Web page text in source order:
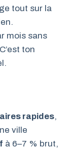
tout sur la
mois sans
ton
rapides,
ville
à 6–7 % brut,